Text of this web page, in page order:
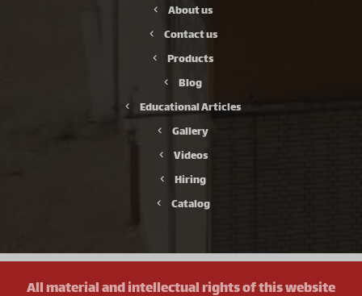
About us
Contact us
Products
Blog
Educational Articles
Gallery
Videos
Hiring
Catalog
All material and intellectual rights of this website